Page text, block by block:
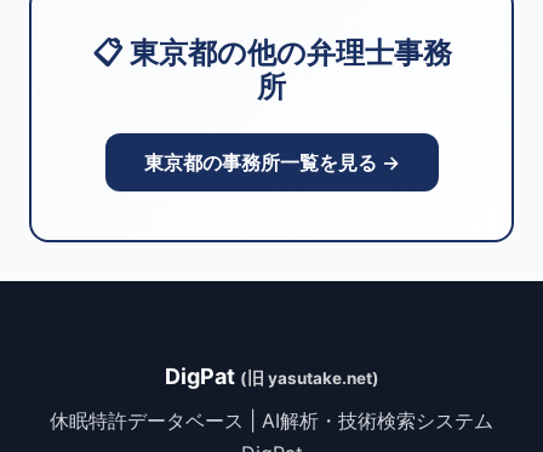
📋 東京都の他の弁理士事務
所
東京都の事務所一覧を見る →
DigPat (旧 yasutake.net)
休眠特許データベース | AI解析・技術検索システム